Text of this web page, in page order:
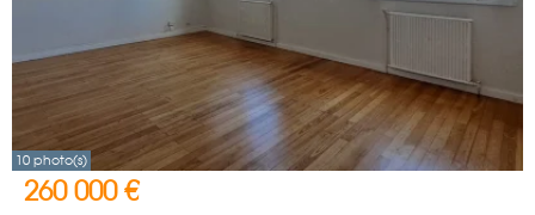
10 photo(s)
260 000 €